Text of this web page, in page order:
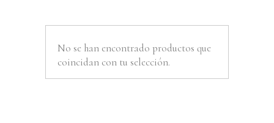
No se han encontrado productos que
coincidan con tu selección.